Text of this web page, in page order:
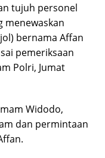
tujuh personel
menewaskan
bernama Affan
pemeriksaan
Polri, Jumat
Widodo,
dan permintaan